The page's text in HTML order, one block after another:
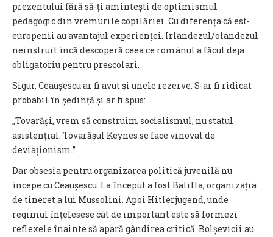
prezentului fără să-ți amintești de optimismul
pedagogic din vremurile copilăriei. Cu diferența că est-
europenii au avantajul experienței. Irlandezul/olandezul
neinstruit încă descoperă ceea ce românul a făcut deja
obligatoriu pentru preșcolari.
Sigur, Ceaușescu ar fi avut și unele rezerve. S-ar fi ridicat
probabil în ședință și ar fi spus:
„Tovarăși, vrem să construim socialismul, nu statul
asistențial. Tovarășul Keynes se face vinovat de
deviaționism.”
Dar obsesia pentru organizarea politică juvenilă nu
începe cu Ceaușescu. La început a fost Balilla, organizația
de tineret a lui Mussolini. Apoi Hitlerjugend, unde
regimul înțelesese cât de important este să formezi
reflexele înainte să apară gândirea critică. Bolșevicii au